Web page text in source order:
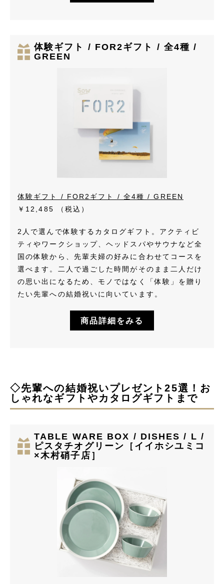
体験ギフト / FOR2ギフト / 全4種 /
GREEN
体験ギフト / FOR2ギフト / 全4種 / GREEN
￥12,485
（税込）
2人で選んで体験するカタログギフト。アクティビ
ティやワークショップ、ヘッドスパやサウナなど全
国の体験から、先輩夫婦の好みに合わせてコースを
選べます。二人で過ごした時間がそのまま二人だけ
の思い出になるため、モノではなく「体験」を贈り
たい先輩への結婚祝いに向いています。
商品詳細をみる
◇先輩への結婚祝いプレゼント25選！お
しゃれなギフトやカタログギフトまで
TABLE WARE BOX / DISHES / L /
ピスタチオグリーン［イイホシユミコ
×木村硝子店］